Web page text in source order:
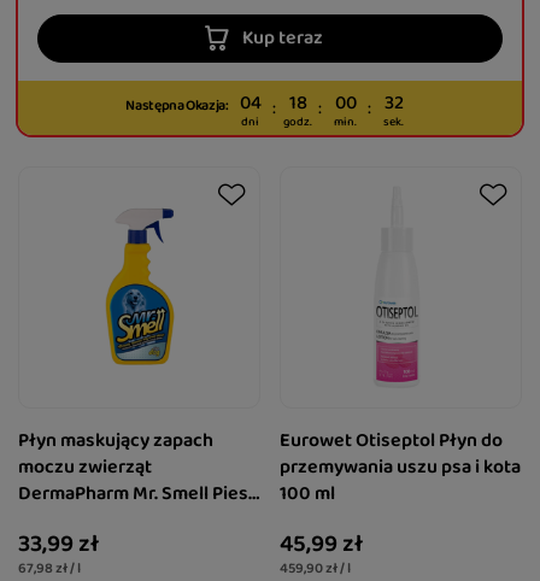
Płyn maskujący zapach
moczu zwierząt
DermaPharm Mr. Smell Pies
33,99 zł
67,98 zł / l
Eurowet Otiseptol Płyn do
przemywania uszu psa i kota
100 ml
45,99 zł
459,90 zł / l
Kup teraz
Następna Okazja:
dni
04
godz.
18
min.
00
sek.
30